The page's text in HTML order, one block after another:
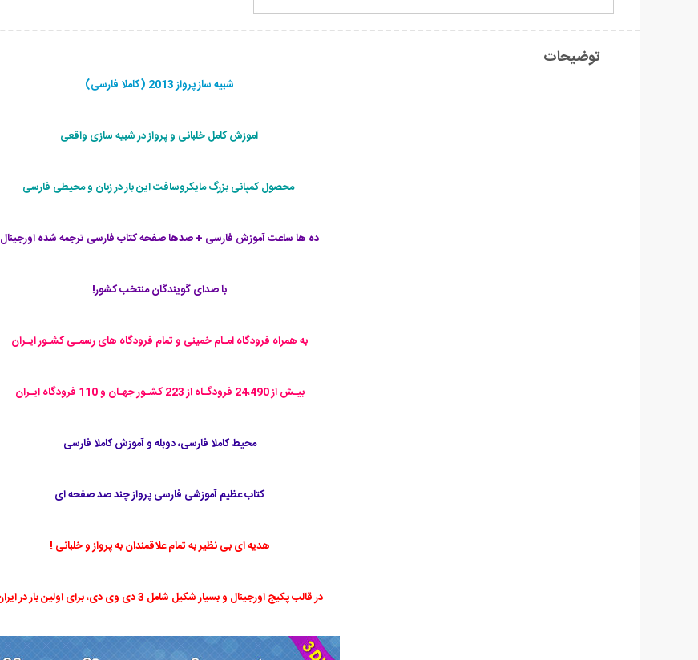
توضیحات
شبیه ساز پرواز 2013 (کاملا فارسی)
آموزش کامل خلبانی و پرواز در شبیه سازی واقعی
محصول کمپانی بزرگ مایکروسافت این بار در زبان و محیطی فارسی
ده ها ساعت آموزش فارسی + صدها صفحه کتاب فارسی ترجمه شده اورجینال
با صدای گویندگان منتخب کشور!
به همراه فرودگاه امـام خمینی و تمام فرودگاه های رسمـی کشـور ایـران
بیـش از 24،490 فرودگـاه از 223 کشـور جهـان و 110 فرودگاه ایـران
محیط کاملا فارسی، دوبله و آموزش کاملا فارسی
کتاب عظیم آموزشی فارسی پرواز چند صد صفحه ای
هدیه ای بی نظیر به تمام علاقمندان به پرواز و خلبانی !
در قالب پکیج اورجینال و بسیار شکیل شامل 3 دی وی دی، برای اولین بار در ایران